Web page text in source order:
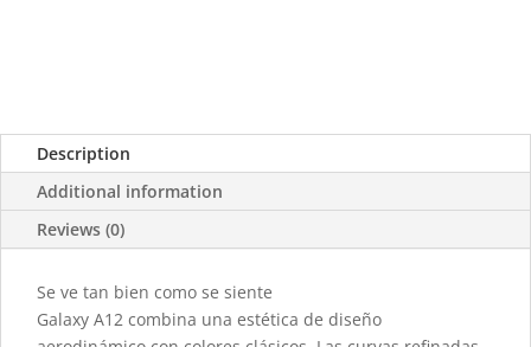
Description
Additional information
Reviews (0)
Se ve tan bien como se siente
Galaxy A12 combina una estética de diseño